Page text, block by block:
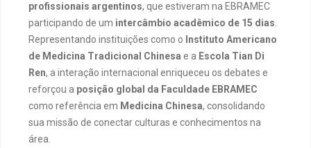
profissionais argentinos, que estiveram na EBRAMEC
participando de um intercâmbio acadêmico de 15 dias
Representando instituições como o Instituto Americano
de Medicina Tradicional Chinesa e a Escola Tian Di
Ren, a interação internacional enriqueceu os debates e
reforçou a posição global da Faculdade EBRAMEC
como referência em Medicina Chinesa, consolidando
sua missão de conectar culturas e conhecimentos na
área.